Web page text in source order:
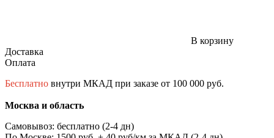
В корзину
Доставка
Оплата
Бесплатно внутри МКАД при заказе от 100 000 руб.
Москва и область
Самовывоз: бесплатно (2-4 дн)